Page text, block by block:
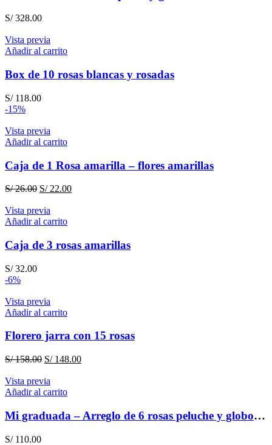
S/328.00
Vista previa
Añadir al carrito
Box de 10 rosas blancas y rosadas
S/118.00
-15%
Vista previa
Añadir al carrito
Caja de 1 Rosa amarilla – flores amarillas
S/26.00 El
original
era:
S/22.00El
Vista previa
Añadir al carrito
Caja de 3 rosas amarillas
S/32.00
-6%
Vista previa
Añadir al carrito
Florero jarra con 15 rosas
S/158.00 El
original
era:
S/148.00El
Vista previa
Añadir al carrito
Mi graduada – Arreglo de 6 rosas peluche y globo para graduación
S/110.00